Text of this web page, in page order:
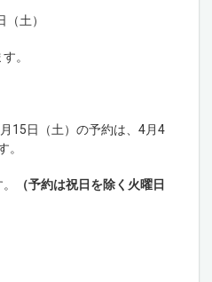
土）
。
15日（土）の予約は、4月4
。
（予約は祝日を除く火曜日